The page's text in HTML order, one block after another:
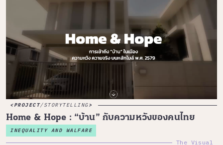
PROJECT/STORYTELLING
Home & Hope : “บ้าน” กับความหวังของคนไทย
INEQUALITY AND WALFARE
The Visual